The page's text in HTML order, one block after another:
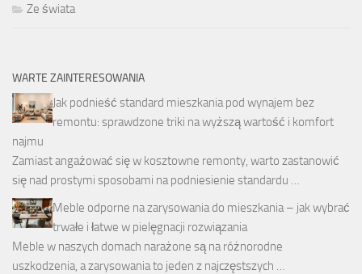
Ze świata
WARTE ZAINTERESOWANIA
Jak podnieść standard mieszkania pod wynajem bez
remontu: sprawdzone triki na wyższą wartość i komfort
najmu
Zamiast angażować się w kosztowne remonty, warto zastanowić
się nad prostymi sposobami na podniesienie standardu …
Meble odporne na zarysowania do mieszkania – jak wybrać
trwałe i łatwe w pielęgnacji rozwiązania
Meble w naszych domach narażone są na różnorodne
uszkodzenia, a zarysowania to jeden z najczęstszych …